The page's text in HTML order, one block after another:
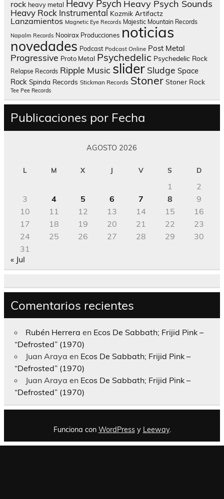
rock heavy metal Heavy Psych Heavy Psych Sounds
Heavy Rock Instrumental Kozmik Artifactz
Lanzamientos Magnetic Eye Records Majestic Mountain Records
Napalm Records Nooirax Producciones noticias
novedades Podcast Podcast Online Post Metal
Progressive Proto Metal Psychedelic Psychedelic Rock
Relapse Records Ripple Music slider Sludge Space
Rock Spinda Records Stickman Records Stoner Stoner Rock
Tee Pee Records
Publicaciones por Fecha
AGOSTO 2026
L M X J V S D
1
2
3
4 5 6 7 8
9
10
11 12 13 14 15
16
17
18 19 20 21 22
23
24
25 26 27 28 29
30
31
« Jul
Comentarios recientes
Rubén Herrera en Ecos De Sabbath; Frijid Pink –
“Defrosted” (1970)
Juan Araya en Ecos De Sabbath; Frijid Pink –
“Defrosted” (1970)
Juan Araya en Ecos De Sabbath; Frijid Pink –
“Defrosted” (1970)
Funciona con WordPressy Leeway.